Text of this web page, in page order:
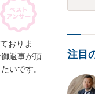
おりま
返事が頂
いです。
注目